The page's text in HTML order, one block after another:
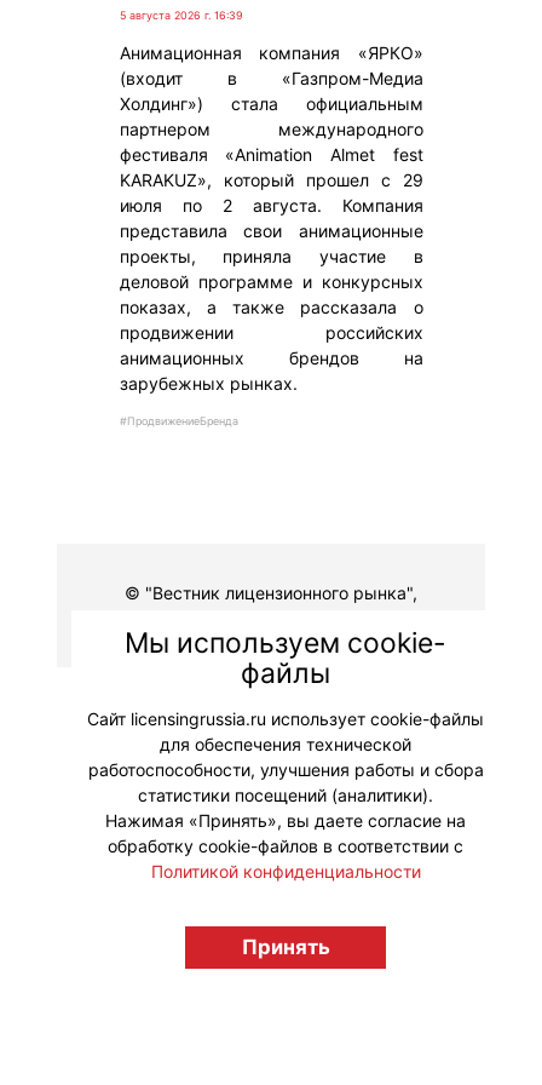
5 августа 2026 г. 16:39
Анимационная компания «ЯРКО»
(входит в «Газпром-Медиа
Холдинг») стала официальным
партнером международного
фестиваля «Animation Almet fest
KARAKUZ», который прошел с 29
июля по 2 августа. Компания
представила свои анимационные
проекты, приняла участие в
деловой программе и конкурсных
показах, а также рассказала о
продвижении российских
анимационных брендов на
зарубежных рынках.
#ПродвижениеБренда
© "Вестник лицензионного рынка",
Мы используем cookie-
файлы
Сайт licensingrussia.ru использует cookie-файлы
для обеспечения технической
работоспособности, улучшения работы и сбора
статистики посещений (аналитики).
Нажимая «Принять», вы даете согласие на
обработку cookie-файлов в соответствии с
Политикой конфиденциальности
Принять